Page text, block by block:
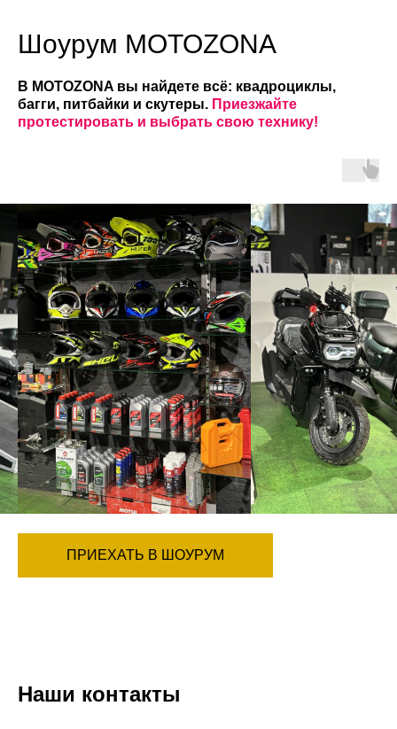
Шоурум MOTOZONA
В MOTOZONA вы найдете всё: квадроциклы,
багги, питбайки и скутеры. Приезжайте
протестировать и выбрать свою технику!
ПРИЕХАТЬ В ШОУРУМ
Наши контакты